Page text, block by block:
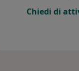
ai pazienti (15)
Chiedi di